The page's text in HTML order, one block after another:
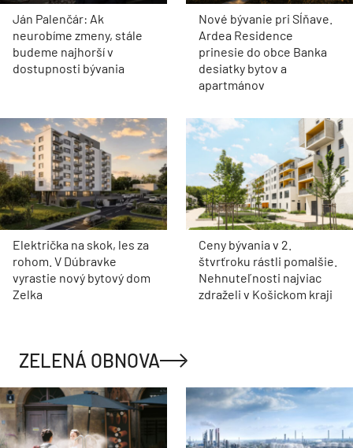
Ján Palenčár: Ak
neurobíme zmeny, stále
budeme najhorší v
dostupnosti bývania
Nové bývanie pri Sĺňave.
Ardea Residence
prinesie do obce Banka
desiatky bytov a
apartmánov
Električka na skok, les za
rohom. V Dúbravke
vyrastie nový bytový dom
Zelka
Ceny bývania v 2.
štvrťroku rástli pomalšie.
Nehnuteľnosti najviac
zdraželi v Košickom kraji
ZELENÁ OBNOVA